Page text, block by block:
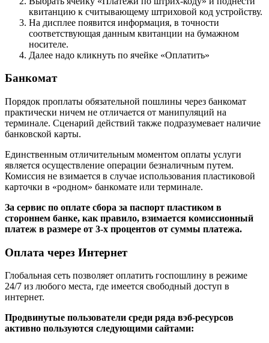
квитанцию к считывающему штриховой код устройству.
На дисплее появится информация, в точности
соответствующая данным квитанции на бумажном
носителе.
Далее надо кликнуть по ячейке «Оплатить»
Банкомат
Порядок проплаты обязательной пошлины через банкомат
практически ничем не отличается от манипуляций на
терминале. Сценарий действий также подразумевает наличие
банковской карты.
Единственным отличительным моментом оплаты услуги
является осуществление операции безналичным путем.
Комиссия не взимается в случае использования пластиковой
карточки в «родном» банкомате или терминале.
За сервис по оплате сбора за паспорт пластиком в
стороннем банке, как правило, взимается комиссионный
платеж в размере от 3-х процентов от суммы платежа.
Оплата через Интернет
Глобальная сеть позволяет оплатить госпошлину в режиме
24/7 из любого места, где имеется свободный доступ в
интернет.
Продвинутые пользователи среди ряда вэб-ресурсов
активно пользуются следующими сайтами: